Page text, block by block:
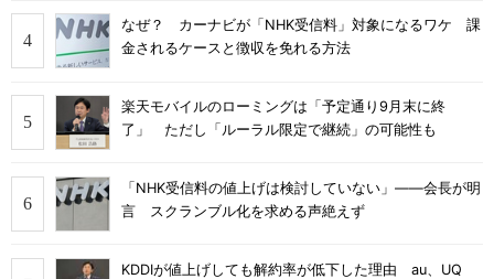
なぜ？ カーナビが「NHK受信料」対象になるワケ 課
金されるケースと徴収を免れる方法
楽天モバイルのローミングは「予定通り9月末に終
了」 ただし「ルーラル限定で継続」の可能性も
「NHK受信料の値上げは検討していない」――会長が明
言 スクランブル化を求める声絶えず
KDDIが値上げしても解約率が低下した理由 au、UQ